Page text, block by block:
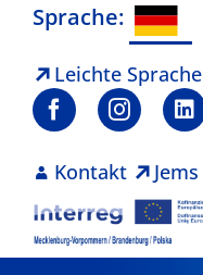
Zum
springen
Sprache:
Leichte Sprache
Kontakt Jems